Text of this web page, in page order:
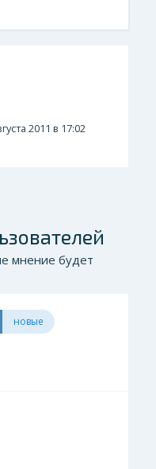
2011 в 17:02
мнение будет
новые